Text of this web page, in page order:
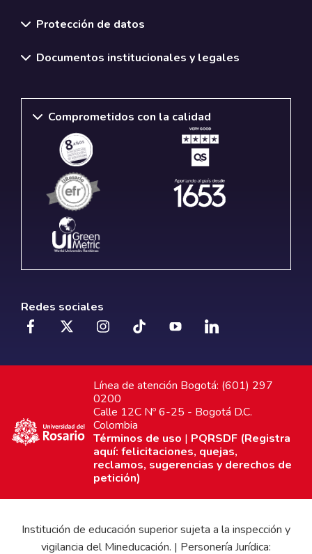
Protección de datos
Documentos institucionales y legales
Comprometidos con la calidad
Redes sociales
Línea de atención Bogotá: (601) 297
0200
Calle 12C Nº 6-25 - Bogotá D.C.
Colombia
Términos de uso | PQRSDF (Registra
aquí: felicitaciones, quejas,
reclamos, sugerencias y derechos de
petición)
Institución de educación superior sujeta a la inspección y
vigilancia del Mineducación. | Personería Jurídica: